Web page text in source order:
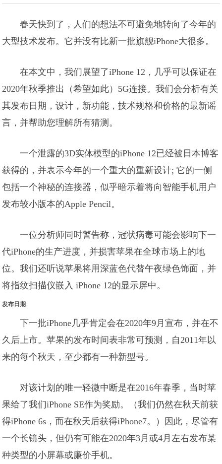
春天快到了，人们的想法不可避免地转向了今年的
大型技术发布。它并没有比新一批旗舰iPhone大很多。
在本文中，我们展望了iPhone 12，几乎可以保证在
2020年秋季推出（希望如此）5G连接。我们会分析有关
其发布日期，设计，新功能，技术规格和价格的最新谣
言，并帮助您理解所有猜测。
一个泄露的3D实体模型的iPhone 12已经被日本博客
获得的，并表示今年的一个重大的重新设计; 它的一侧
包括一个神秘的连接器，似乎暗示着将向智能手机用户
发布较小版本的Apple Pencil。
一位分析师同时警告称，冠状病毒可能会影响下一
代iPhone的生产进度，并损害苹果在全球市场上的地
位。我们还听说苹果将用深蓝色代替午夜绿色饰面，并
将指纹扫描仪嵌入 iPhone 12的显示屏中。
发布日期
下一批iPhone几乎肯定会在2020年9月宣布，并在不
久后上市。苹果的发布时间表非常可预测，自2011年以
来的每个秋天，至少都有一种新型号。
对该计划的唯一轻微中断是在2016年春季，当时苹
果给了我们iPhone SE作为奖励。（我们仍然在秋天前获
得iPhone 6s，而在秋天后获得iPhone7。）因此，尽管有
一个长镜头，但仍有可能在2020年3月或4月左右发布某
种类型的小屏幕或廉价手机。